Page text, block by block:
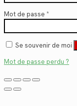
Mot de passe *
Se souvenir de moi
Mot de passe perdu ?